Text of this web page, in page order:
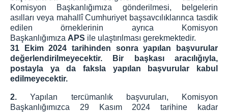
Komisyon Başkanlığımıza gönderilmesi, belgelerin
asılları veya mahallî Cumhuriyet başsavcılıklarınca tasdik
edilen örneklerinin ayrıca Komisyon
Başkanlığımıza APS ile ulaştırılması gerekmektedir.
31 Ekim 2024 tarihinden sonra yapılan başvurular
değerlendirilmeyecektir. Bir başkası aracılığıyla,
postayla ya da faksla yapılan başvurular kabul
edilmeyecektir.
2.Yapılan tercümanlık başvuruları, Komisyon
Başkanlığımızca 29 Kasım 2024 tarihine kadar